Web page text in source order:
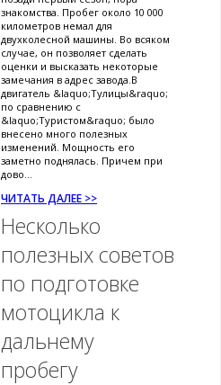
знакомства. Пробег около 10 000
километров немал для
двухколесной машины. Во всяком
случае, он позволяет сделать
оценки и высказать некоторые
замечания в адрес завода.В
двигатель &laquo;Тулицы&raquo;
по сравнению с
&laquo;Туристом&raquo; было
внесено много полезных
изменений. Мощность его
заметно поднялась. Причем при
дово...
ЧИТАТЬ ДАЛЕЕ >>
Несколько
полезных советов
по подготовке
мотоцикла к
дальнему
пробегу